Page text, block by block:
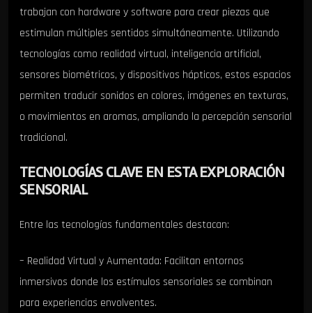
trabajan con hardware y software para crear piezas que
estimulan múltiples sentidos simultáneamente. Utilizando
tecnologías como realidad virtual, inteligencia artificial,
sensores biométricos, y dispositivos hápticos, estos espacios
permiten traducir sonidos en colores, imágenes en texturas,
o movimientos en aromas, ampliando la percepción sensorial
tradicional.
TECNOLOGÍAS CLAVE EN ESTA EXPLORACIÓN
SENSORIAL
Entre las tecnologías fundamentales destacan:
– Realidad Virtual y Aumentada: Facilitan entornos
inmersivos donde los estímulos sensoriales se combinan
para experiencias envolventes.